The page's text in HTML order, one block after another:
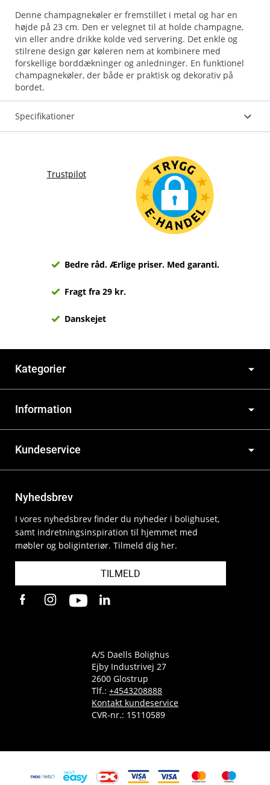
Denne champagnekøler er fremstillet i metal og har en
højde på 23 cm. Den er velegnet til at holde champagne,
vin eller andre drikke kolde ved servering. Det enkle og
stilrene design gør køleren nem at kombinere med
forskellige borddækninger og anledninger. En funktionel
champagnekøler, der både er praktisk og dekorativ på
bordet.
Specifikationer
Trustpilot
Bedre råd. Ærlige priser. Med garanti.
Fragt fra 29 kr.
Danskejet
Kategorier
Information
Kundeservice
Nyhedsbrev
I vores nyhedsbrev finder du nyheder i bolighuset,
samt indretningsinspiration til hjemmet med
møbler og boliginteriør. Tilmeld dig her.
TILMELD
A/S Daells Bolighus
Ejby Industrivej 27
2600 Glostrup
Tlf.: +4543208888
Kontakt kundeservice
CVR-nr.: 15110589